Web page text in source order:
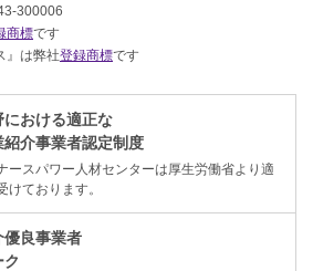
300006
商標です
』は弊社登録商標です
における適正な
紹介事業者認定制度
ースパワー人材センターは厚生労働省より適
けております。
優良事業者